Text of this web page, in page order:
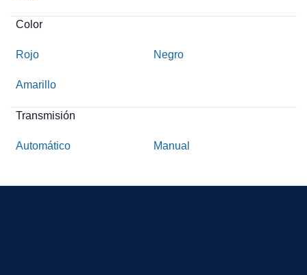
Color
Rojo Negro
Amarillo
Transmisión
Automático Manual